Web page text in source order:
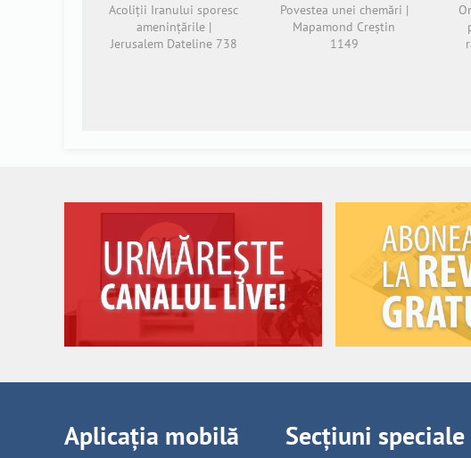
Acoliții Iranului sporesc
amenințările |
Jerusalem Dateline 738
Povestea unei chemări |
Mapamond Creștin
1149
Aplicația mobilă Secțiuni speciale